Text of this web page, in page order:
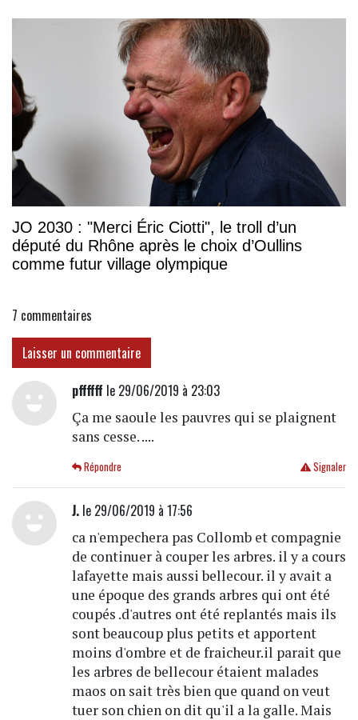
JO 2030 : "Merci Éric Ciotti", le troll d’un
député du Rhône après le choix d’Oullins
comme futur village olympique
7 commentaires
Laisser un commentaire
pffffffle 29/06/2019 à 23:03
Ça me saoule les pauvres qui se plaignent
sans cesse. ....
Signaler
Répondre
J.le 29/06/2019 à 17:56
ca n'empechera pas Collomb et compagnie
de continuer à couper les arbres. il y a cours
lafayette mais aussi bellecour. il y avait a
une époque des grands arbres qui ont été
coupés .d'autres ont été replantés mais ils
sont beaucoup plus petits et apportent
moins d'ombre et de fraicheur.il parait que
les arbres de bellecour étaient malades
maos on sait très bien que quand on veut
tuer son chien on dit qu'il a la galle. Mais